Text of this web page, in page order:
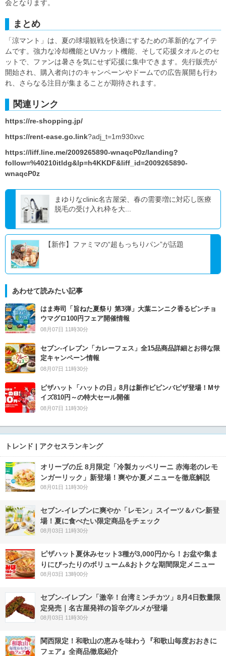
会となります。
まとめ
「涼マント」は、夏の球場観戦を快適にするための革新的なアイテ
ムです。強力な冷却機能とUVカット機能、そして応援タオルとのセ
ットで、ファンは暑さを気にせず応援に集中できます。先行販売が
開始され、購入者向けのキャンペーンやドームでの広告展開も行わ
れ、さらなる注目が集まることが期待されます。
関連リンク
https://re-shopping.jp/
https://rent-ease.go.link?adj_t=1m930xvc
https://liff.line.me/2009265890-wnaqcP0z/landing?
follow=%40210itldg&lp=h4KKDF&liff_id=2009265890-
wnaqcP0z
まゆりなclinic名古屋栄、春の需要増に対応し医療
脱毛の受け入れ枠を大...
【新作】ファミマの“超もっちりパン”が話題
あわせて読みたい記事
はま寿司「旨ねた夏祭り 第3弾」大葉ニンニク香るビンチョ
ウマグロ100円フェア開催情報
08月07日 11時30分
セブン‐イレブン「カレーフェス」全15品商品詳細とお得な限
定キャンペーン情報
08月07日 11時30分
ピザハット「ハットの日」8月は新作ビビンバピザ登場！Mサ
イズ810円～の特大セール開催
08月07日 11時30分
トレンド | アクセスランキング
オリーブの丘 8月限定「冷製カッペリーニ 赤海老のレモ
ンガーリック」新登場！爽やか夏メニューを徹底解説
08月01日 11時30分
セブン‐イレブンに爽やか「レモン」スイーツ＆パン新登
場！夏に食べたい限定商品をチェック
08月03日 11時30分
ピザハット夏休みセット3種が3,000円から！お盆や集ま
りにぴったりのボリューム&おトクな期間限定メニュー
08月03日 13時00分
セブン-イレブン「激辛！台湾ミンチカツ」8月4日数量限
定発売｜名古屋発祥の旨辛グルメが登場
08月03日 11時30分
関西限定！和歌山の恵みを味わう『和歌山毎度おおきに
フェア』全商品徹底紹介